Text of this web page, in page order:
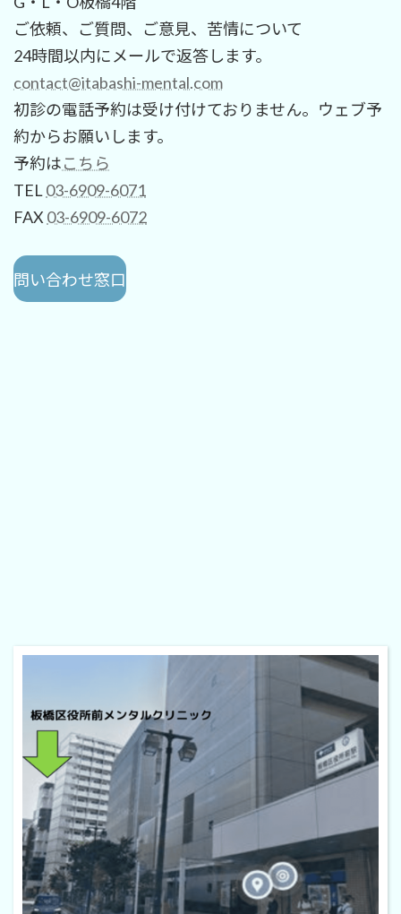
ご依頼、ご質問、ご意見、苦情について
24時間以内にメールで返答します。
contact@itabashi-mental.com
初診の電話予約は受け付けておりません。ウェブ予
約からお願いします。
予約はこちら
TEL 03-6909-6071
FAX 03-6909-6072
問い合わせ窓口